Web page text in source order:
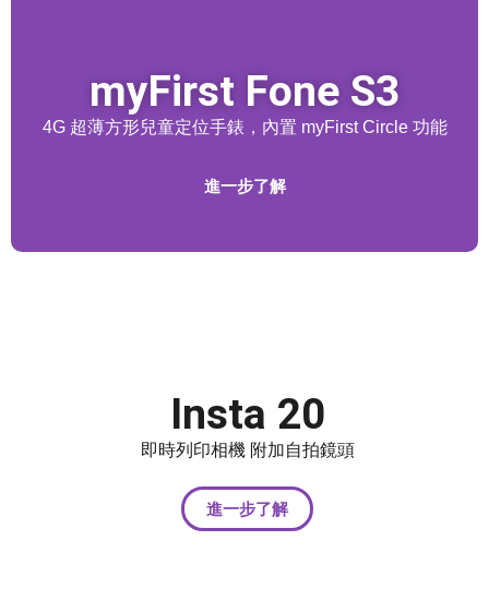
myFirst Fone S3
4G 超薄方形兒童定位手錶，內置 myFirst Circle 功能
進一步了解
Insta 20
即時列印相機 附加自拍鏡頭
進一步了解